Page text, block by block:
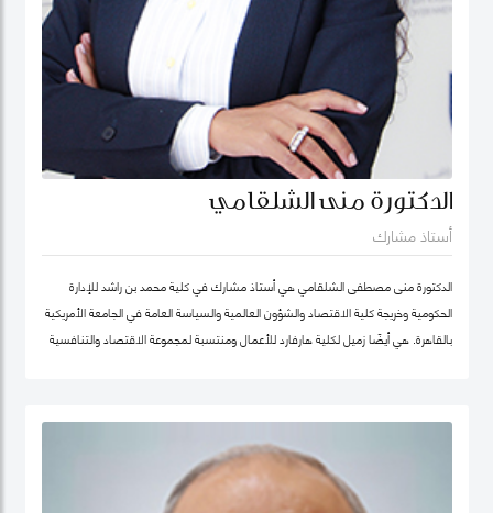
الدكتورة منى الشلقامي
أستاذ مشارك
الدكتورة منى مصطفى الشلقامي هي أستاذ مشارك في كلية محمد بن راشد للإدارة
الحكومية وخريجة كلية الاقتصاد والشؤون العالمية والسياسة العامة في الجامعة الأمريكية
بالقاهرة. هي أيضًا زميل لكلية هارفارد للأعمال ومنتسبة لمجموعة الاقتصاد والتنافسية
وصناديق الثروة السيادية. نشرت أعمالها البحثية في دوريات علمية دولية في مجال الإدارة
والعلوم التطبيقية، مجلة الأعمال والاقتصاد؛ وجامعة كامبريدج. الدكتورة منى حاليًا عضو
في شبكة الخبراء الإقليمية التابعة لمنظمة الأغذية والزراعة ورئيستها ايضا. حصلت على
درجة الدكتوراه. من كلية الاقتصاد والعلوم السياسية بجامعة القاهرة، وشهادتي الماجستير